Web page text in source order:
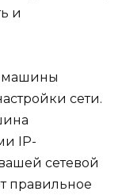
и
машины
сети.
IP-
сетевой
правильное